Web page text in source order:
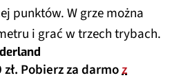
punktów. W grze można
i grać w trzech trybach.
Pobierz za darmoz